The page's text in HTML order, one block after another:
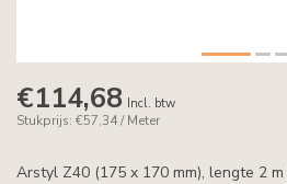
€114,68 Incl. btw
Stukprijs: €57,34 / Meter
Arstyl Z40 (175 x 170 mm), lengte 2 m